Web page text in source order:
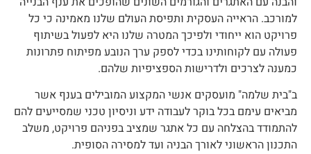
למורכב. הראייה העסקית ותפיסת העולם שלנו מאמינה כי כל
פרויקט הוא ייחודי ולפיכך המטרה שלנו היא לפעול בשיתוף
פעולה עם לקוחותינו בכדי לספק ערך הנובע מפיתוח פתרונות
כמענה לצרכים ולדרישות הספציפיות שלהם.
ב"בית שלמה" מועסקים אנשי המקצוע המובילים בענף אשר
מביאים עימם בכל בוקר לעבודה ידע וניסיון טכני שמסייעים להם
להתמודד בהצלחה עם כל אתגר שמציב בפניהם פרויקט, משלב
התכנון הראשוני לאורך הבניה ועד למסירה הסופית.